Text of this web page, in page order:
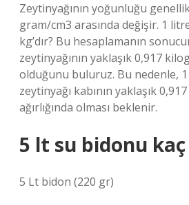
Zeytinyağının yoğunluğu
gram/cm3 arasında değişir. 1
kg’dır? Bu hesaplamanın
zeytinyağının yaklaşık 0,917
olduğunu buluruz. Bu nedenle,
zeytinyağı kabının yaklaşık
ağırlığında olması beklenir.
5 lt su bidonu
5 Lt bidon (220 gr)